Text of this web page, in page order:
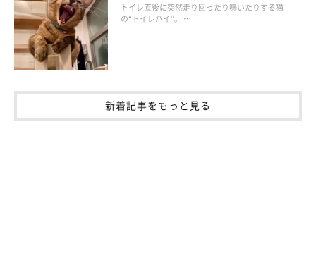
トイレ直後に突然走り回ったり鳴いたりする猫
の“トイレハイ”。 …
新着記事をもっと見る